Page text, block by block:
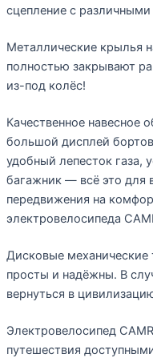
сцепление с
Металлические крылья
полностью закрывают
из-под колёс!
Качественное навесное
большой дисплей
удобный лепесток газа,
багажник — всё это для
передвижения на
электровелосипеда
Дисковые
просты и надёжны. В
вернуться в
Электровелосипед
путешествия